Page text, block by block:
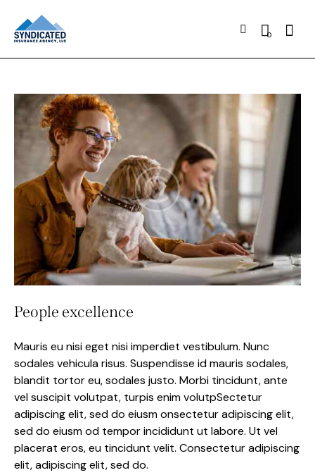
0
People excellence
Mauris eu nisi eget nisi imperdiet vestibulum. Nunc
sodales vehicula risus. Suspendisse id mauris sodales,
blandit tortor eu, sodales justo. Morbi tincidunt, ante
vel suscipit volutpat, turpis enim volutpSectetur
adipiscing elit, sed do eiusm onsectetur adipiscing elit,
sed do eiusm od tempor incididunt ut labore. Ut vel
placerat eros, eu tincidunt velit. Consectetur adipiscing
elit, adipiscing elit, sed do.